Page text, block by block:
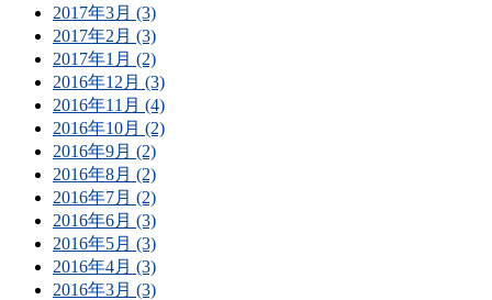
2017年3月 (3)
2017年2月 (3)
2017年1月 (2)
2016年12月 (3)
2016年11月 (4)
2016年10月 (2)
2016年9月 (2)
2016年8月 (2)
2016年7月 (2)
2016年6月 (3)
2016年5月 (3)
2016年4月 (3)
2016年3月 (3)